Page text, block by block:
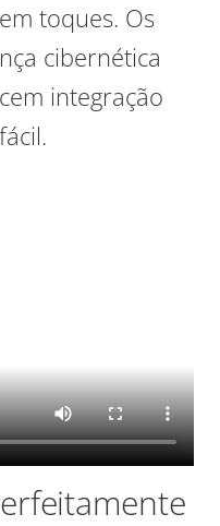
toques. Os
cibernética
integração